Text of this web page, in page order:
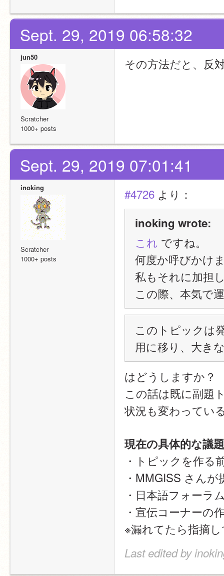
Sept. 29, 2019 06:58:32
jun50
Scratcher
1000+ posts
その方法だと、反
Sept. 29, 2019 07:01:41
inoking
Scratcher
1000+ posts
#4726 より：
inoking wrote:
これ ですね。
何度か呼びかけ
私もそれに加担
この際、本気で
このトピックは
用に移り、大き
はどうしますか？
この話は既に副題
状況も変わってい
現在の具体的な議
・トピックを作る
・MMGISS さん
・日本語フォーラ
・宣伝コーナーの
※漏れてたら指摘
Last edited by